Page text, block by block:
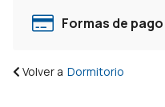
cantidad Formas de pago
Volver a Dormitorio